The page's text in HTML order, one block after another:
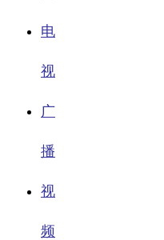
电
视
广
播
视
频